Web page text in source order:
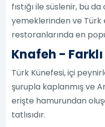
fıstığı ile süslenir, bu
yemeklerinden ve Türk
restoranlarında en
Knafeh - Farklı
Türk Künefesi, içi
şurupla kaplanmış ve
erişte hamurundan
tatlısıdır.